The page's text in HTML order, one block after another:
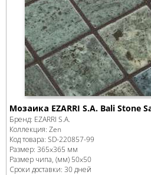
Мозаика EZARRI S.A. Bali Stone
Бренд: EZARRI S.A.
Коллекция: Zen
Код товара: SD-220857-99
Размер: 365x365 мм
Размер чипа, (мм) 50x50
Сроки доставки: 30 дней